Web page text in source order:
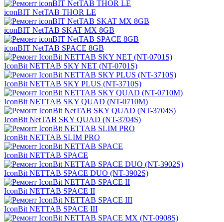
iconBIT NetTAB THOR LE
iconBIT NetTAB SKAT MX 8GB
iconBIT NetTAB SPACE 8GB
IconBit NETTAB SKY NET (NT-0701S)
IconBit NETTAB SKY PLUS (NT-3710S)
IconBit NETTAB SKY QUAD (NT-0710M)
IconBit NetTAB SKY QUAD (NT-3704S)
IconBit NETTAB SLIM PRO
IconBit NETTAB SPACE
IconBit NETTAB SPACE DUO (NT-3902S)
IconBit NETTAB SPACE II
IconBit NETTAB SPACE III